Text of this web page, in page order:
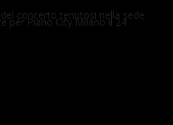
concerto tenutosi nella sede
per Piano City Milano il 24